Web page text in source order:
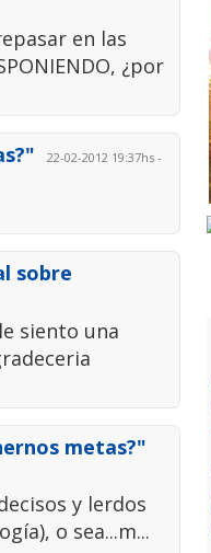
en las
¿por
22-02-2012 19:37hs -
sobre
siento una
metas?"
y lerdos
o sea...m...